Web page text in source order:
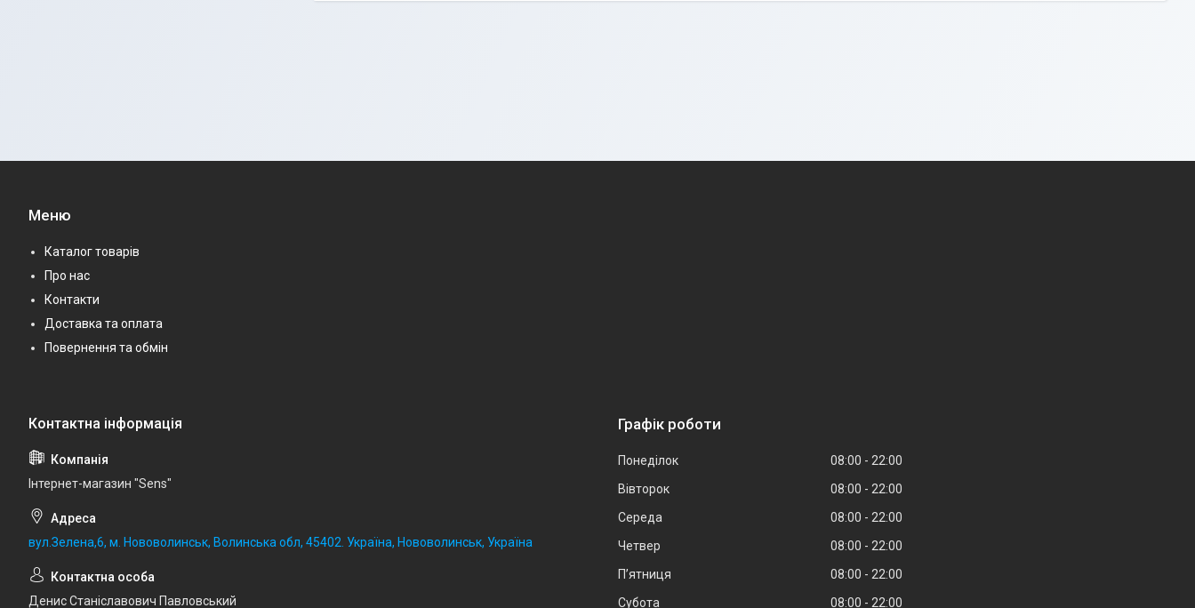
Меню
Каталог товарів
Про нас
Контакти
Доставка та оплата
Повернення та обмін
Iнтернет-магазин "Sens"
вул.Зелена,6, м. Нововолинськ, Волинська обл, 45402. Україна, Нововолинськ, Україна
Денис Станіславович Павловський
Графік роботи
Понеділок 08:00
22:00
Вівторок
08:00
22:00
Середа
08:00
22:00
Четвер
08:00
22:00
Пʼятниця
08:00
22:00
Субота
08:00 22:00